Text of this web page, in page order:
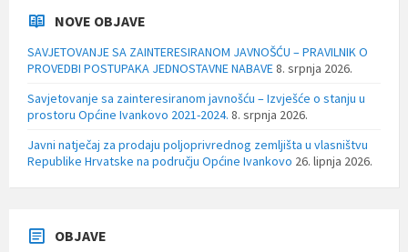
NOVE OBJAVE
SAVJETOVANJE SA ZAINTERESIRANOM JAVNOŠĆU – PRAVILNIK O
PROVEDBI POSTUPAKA JEDNOSTAVNE NABAVE8. srpnja 2026.
Savjetovanje sa zainteresiranom javnošću – Izvješće o stanju u
prostoru Općine Ivankovo 2021-2024. 8. srpnja 2026.
Javni natječaj za prodaju poljoprivrednog zemljišta u vlasništvu
Republike Hrvatske na području Općine Ivankovo 26. lipnja 2026.
OBJAVE